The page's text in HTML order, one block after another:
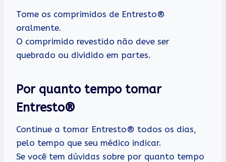
Tome os comprimidos de Entresto®
oralmente.
O comprimido revestido não deve ser
quebrado ou dividido em partes.
Por quanto tempo tomar
Entresto®
Continue a tomar Entresto® todos os dias,
pelo tempo que seu médico indicar.
Se você tem dúvidas sobre por quanto tempo